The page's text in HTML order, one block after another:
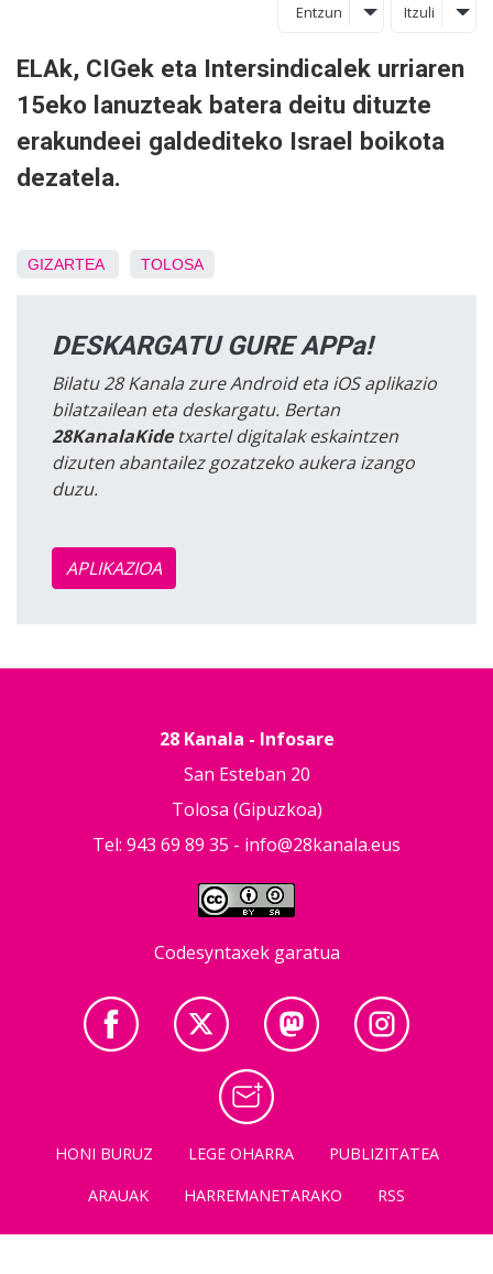
Entzun Itzuli
ELAk, CIGek eta Intersindicalek urriaren
15eko lanuzteak batera deitu dituzte
erakundeei galdediteko Israel boikota
dezatela.
GIZARTEA TOLOSA
DESKARGATU GURE APPa!
Bilatu 28 Kanala zure Android eta iOS aplikazio
bilatzailean eta deskargatu. Bertan
28KanalaKidetxartel digitalak eskaintzen
dizuten abantailez gozatzeko aukera izango
duzu.
APLIKAZIOA
28 Kanala - Infosare
San Esteban 20
Tolosa (Gipuzkoa)
Tel: 943 69 89 35 - info@28kanala.eus
Codesyntaxek garatua
HONI BURUZ LEGE OHARRA
PUBLIZITATEA
ARAUAK
HARREMANETARAKO RSS